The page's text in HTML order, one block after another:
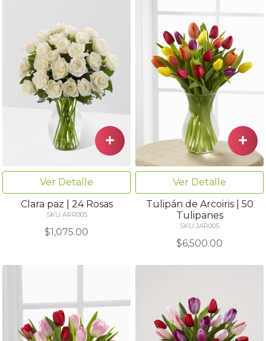
Ver Detalle
Clara paz | 24 Rosas
SKU ARR005
$1,075.00
Ver Detalle
Tulipán de Arcoiris | 50
Tulipanes
SKU JAR005
$6,500.00